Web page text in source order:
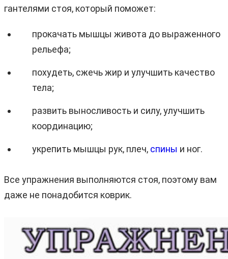
гантелями стоя, который поможет:
прокачать мышцы живота до выраженного
рельефа;
похудеть, сжечь жир и улучшить качество
тела;
развить выносливость и силу, улучшить
координацию;
укрепить мышцы рук, плеч, спины и ног.
Все упражнения выполняются стоя, поэтому вам
даже не понадобится коврик.